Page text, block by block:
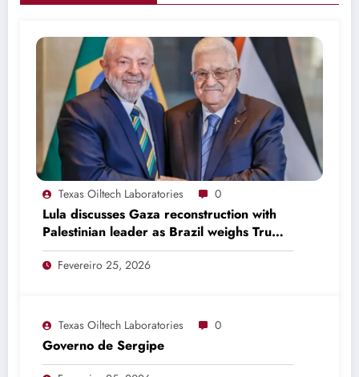
Texas Oiltech Laboratories 0
Lula discusses Gaza reconstruction with
Palestinian leader as Brazil weighs Trump
invitation
Fevereiro 25, 2026
Texas Oiltech Laboratories 0
Governo de Sergipe